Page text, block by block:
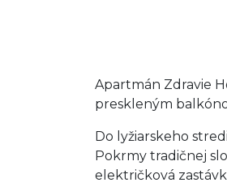
Apartmán Zdravie
preskleným
Do lyžiarskeho
Pokrmy tradičnej
električková